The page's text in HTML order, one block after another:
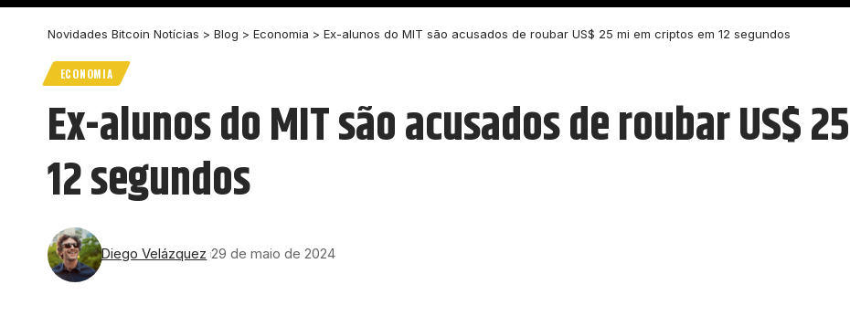
Novidades Bitcoin Notícias > Blog > Economia > Ex-alunos do MIT são acusados de roubar US$ 25 mi em criptos em 12 segundos
ECONOMIA
Ex-alunos do MIT são acusados de roubar US$
12 segundos
Diego Velázquez 29 de maio de 2024